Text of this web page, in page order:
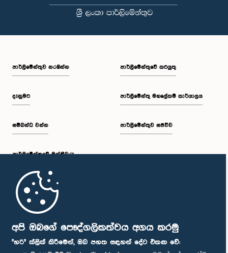
අපි ඔබගේ පෞද්ගලිකත්වය අගය කරමු
"හරි" ක්ලික් කිරීමෙන්, ඔබ පහත සඳහන් දේට එකඟ වේ:
පාර්ලි‌මේන්තුව නරඹන්න
දැනුමට
සම්බන්ධ වන්න
පාර්ලි‌මේන්තුවේ මන්ත්‍රීවරු
මුල් පිටුව
පාර්ලිමේන්තුවේ කටයුතු
පාර්ලිමේන්තු මහලේකම් කාර්යාලය
පාර්ලිමේන්තුව සජීවීව
පාර්ලිමේන්තු ජංගම යෙදුම